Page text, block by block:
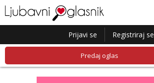
Prijavi se Registriraj se
Predaj oglas